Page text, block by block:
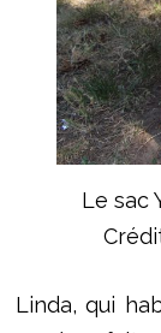
Le sac
Linda, qui